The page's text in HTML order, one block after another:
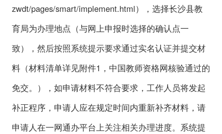
zwdt/pages/smart/implement.html），选择长沙县教
育局为办理地点（与网上申报时选择的确认点一
致），然后按照系统提示要求通过实名认证并提交材
料（材料清单详见附件1，中国教师资格网核验通过的
免交。），如申请材料不符合要求，工作人员将发起
补正程序，申请人应在规定时间内重新补齐材料，请
申请人在一网通办平台上关注相关办理进度。系统提